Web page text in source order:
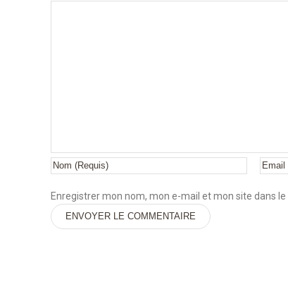
Enregistrer mon nom, mon e-mail et mon site dans